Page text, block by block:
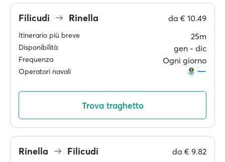
Filicudi Rinella da € 10.49
Itinerario più breve 25m
Disponibilità gen ‐ dic
Frequenza Ogni giorno
Operatori navali
Trova traghetto
Rinella Filicudi da € 9.82